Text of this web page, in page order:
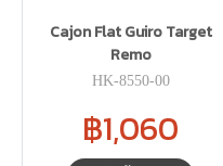
Cajon Flat Guiro Target
Remo
HK-8550-00
฿1,060